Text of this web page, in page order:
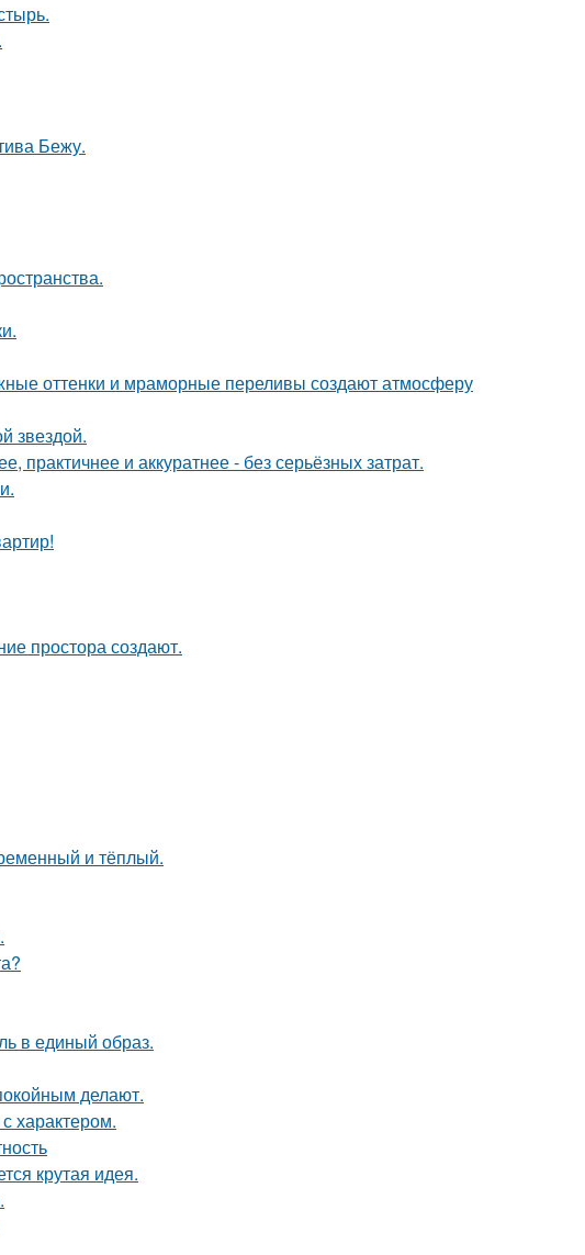
Бежу.
оттенки и мраморные переливы создают атмосферу
звездой.
и аккуратнее - без серьёзных затрат.
простора создают.
и тёплый.
в единый образ.
делают.
характером.
крутая идея.